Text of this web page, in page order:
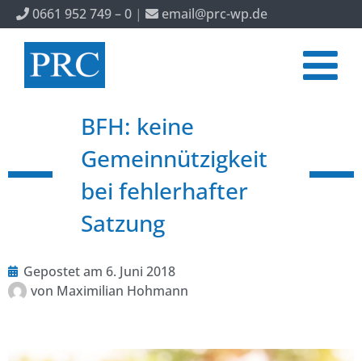
0661 952 749 – 0 | email@prc-wp.de
BFH: keine
Gemeinnützigkeit
bei fehlerhafter
Satzung
Gepostet am 6. Juni 2018
von Maximilian Hohmann